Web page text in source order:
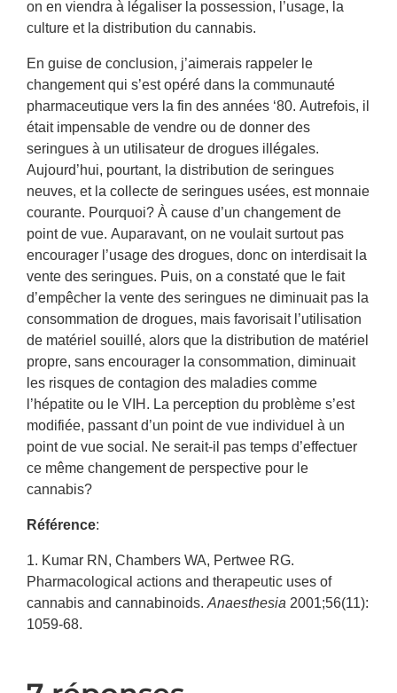
on en viendra à légaliser la possession, l’usage, la
culture et la distribution du cannabis.
En guise de conclusion, j’aimerais rappeler le
changement qui s’est opéré dans la communauté
pharmaceutique vers la fin des années ‘80. Autrefois, il
était impensable de vendre ou de donner des
seringues à un utilisateur de drogues illégales.
Aujourd’hui, pourtant, la distribution de seringues
neuves, et la collecte de seringues usées, est monnaie
courante. Pourquoi? À cause d’un changement de
point de vue. Auparavant, on ne voulait surtout pas
encourager l’usage des drogues, donc on interdisait la
vente des seringues. Puis, on a constaté que le fait
d’empêcher la vente des seringues ne diminuait pas la
consommation de drogues, mais favorisait l’utilisation
de matériel souillé, alors que la distribution de matériel
propre, sans encourager la consommation, diminuait
les risques de contagion des maladies comme
l’hépatite ou le VIH. La perception du problème s’est
modifiée, passant d’un point de vue individuel à un
point de vue social. Ne serait-il pas temps d’effectuer
ce même changement de perspective pour le
cannabis?
Référence:
1. Kumar RN, Chambers WA, Pertwee RG.
Pharmacological actions and therapeutic uses of
cannabis and cannabinoids.Anaesthesia2001;56(11):
1059-68.